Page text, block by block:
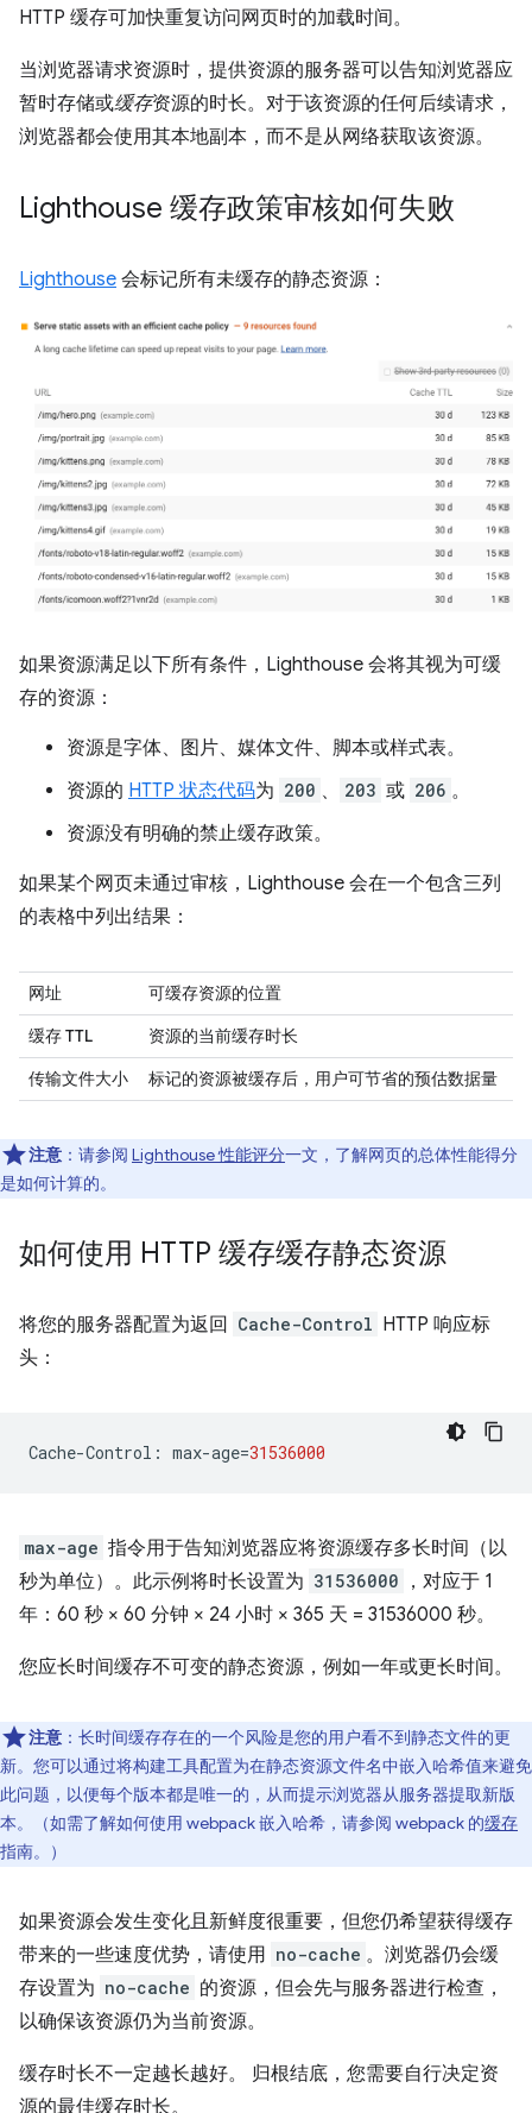
HTTP 缓存可加快重复访问网页时的加载时间。
当浏览器请求资源时，提供资源的服务器可以告知浏览器应
暂时存储或缓存资源的时长。对于该资源的任何后续请求，
浏览器都会使用其本地副本，而不是从网络获取该资源。
Lighthouse 缓存政策审核如何失败
Lighthouse 会标记所有未缓存的静态资源：
如果资源满足以下所有条件，Lighthouse 会将其视为可缓
存的资源：
资源是字体、图片、媒体文件、脚本或样式表。
资源的 HTTP 状态代码为 200 、 203 或 206 。
资源没有明确的禁止缓存政策。
如果某个网页未通过审核，Lighthouse 会在一个包含三列
的表格中列出结果：
网址
可缓存资源的位置
缓存 TTL
资源的当前缓存时长
传输文件大小
标记的资源被缓存后，用户可节省的预估数据量
注意 ：请参阅 Lighthouse 性能评分一文，了解网页的总体性能得分
是如何计算的。
如何使用 HTTP 缓存缓存静态资源
将您的服务器配置为返回 Cache-Control HTTP 响应标
头：
Cache-Control : max-age=31536000
max-age 指令用于告知浏览器应将资源缓存多长时间（以
秒为单位）。此示例将时长设置为 31536000
，对应于 1
年：60 秒 × 60 分钟 × 24 小时 × 365 天 = 31536000 秒。
您应长时间缓存不可变的静态资源，例如一年或更长时间。
注意 ：长时间缓存存在的一个风险是您的用户看不到静态文件的更
新。您可以通过将构建工具配置为在静态资源文件名中嵌入哈希值来避免
此问题，以便每个版本都是唯一的，从而提示浏览器从服务器提取新版
本。（如需了解如何使用 webpack 嵌入哈希，请参阅 webpack 的缓存
指南。）
如果资源会发生变化且新鲜度很重要，但您仍希望获得缓存
带来的一些速度优势，请使用 no-cache 。浏览器仍会缓
存设置为 no-cache 的资源，但会先与服务器进行检查，
以确保该资源仍为当前资源。
缓存时长不一定越长越好。 归根结底，您需要自行决定资
源的最佳缓存时长。